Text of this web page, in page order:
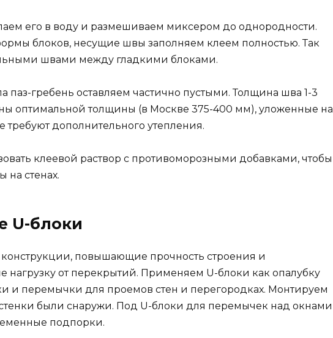
его в воду и размешиваем миксером до однородности.
блоков, несущие швы заполняем клеем полностью. Так
швами между гладкими блоками.
гребень оставляем частично пустыми. Толщина шва 1-3
оптимальной толщины (в Москве 375-400 мм), уложенные на
дополнительного утепления.
клеевой раствор с противоморозными добавками, чтобы
на стенах.
U-блоки
повышающие прочность строения и
от перекрытий. Применяем U-блоки как опалубку
и перемычки для проемов стен и перегородках. Монтируем
стенки были снаружи. Под U-блоки для перемычек над окнами
подпорки.